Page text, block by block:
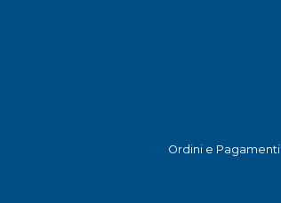
Ordini e Pagamenti